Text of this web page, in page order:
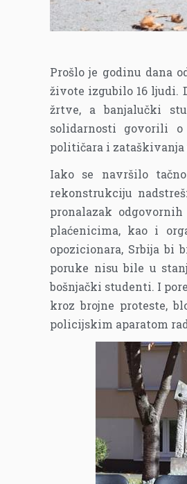
Prošlo je godinu dana
živote izgubilo 16 ljudi.
žrtve, a banjalučki
solidarnosti govorili
političara i zataškivanja
Iako se navršilo
rekonstrukciju
pronalazak
plaćenicima, kao i
opozicionara, Srbija bi
poruke nisu bile u
bošnjački studenti. I
kroz brojne proteste,
policijskim aparatom